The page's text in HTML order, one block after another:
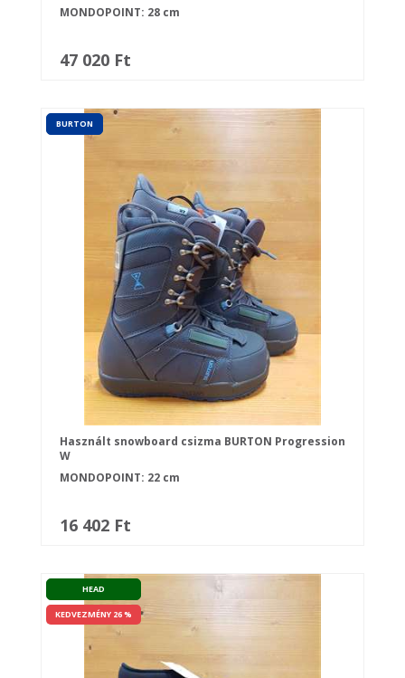
MONDOPOINT: 28 cm
47 020 Ft
BURTON
Használt snowboard csizma BURTON Progression
W
MONDOPOINT: 22 cm
16 402 Ft
HEAD
KEDVEZMÉNY 26 %